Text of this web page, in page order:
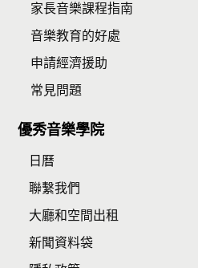
家長音樂課程指南
音樂教育的好處
申請經濟援助
常見問題
優秀音樂學院
日曆
聯繫我們
大廳和空間出租
新聞資料袋